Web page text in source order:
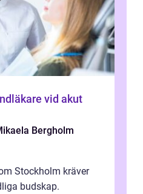
vid akut
Bergholm
Stockholm kräver
budskap.